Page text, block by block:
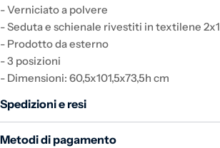
- Verniciato a polvere
- Seduta e schienale rivestiti in textilene 2x1
- Prodotto da esterno
- 3 posizioni
- Dimensioni: 60,5x101,5x73,5h cm
Spedizioni e resi
Metodi di pagamento